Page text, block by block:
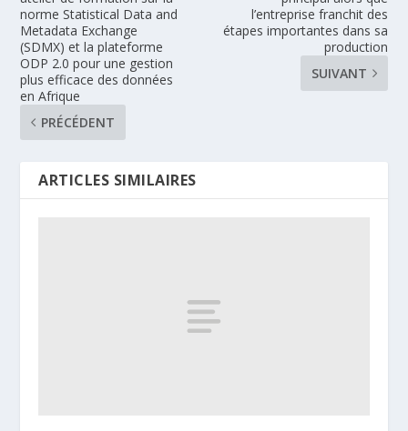
norme Statistical Data and
Metadata Exchange
(SDMX) et la plateforme
ODP 2.0 pour une gestion
plus efficace des données
en Afrique
PRÉCÉDENT
l’entreprise franchit des
étapes importantes dans sa
production
SUIVANT
ARTICLES SIMILAIRES